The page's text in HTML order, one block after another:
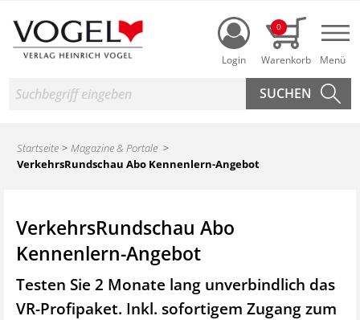
Login
0
Suche
Startseite
Magazine & Portale
VerkehrsRundschau Abo Kennenlern-Angebot
VerkehrsRundschau Abo
Kennenlern-Angebot
Testen Sie 2 Monate lang unverbindlich das
VR-Profipaket. Inkl. sofortigem Zugang zum